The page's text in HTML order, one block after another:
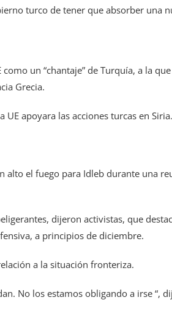
turco de tener que absorber una
un “chantaje” de Turquía, a la
Grecia.
apoyara las acciones turcas en Siria.
alto el fuego para Idleb durante una
dijeron activistas, que
a principios de diciembre.
a la situación fronteriza.
No los estamos obligando a irse “,